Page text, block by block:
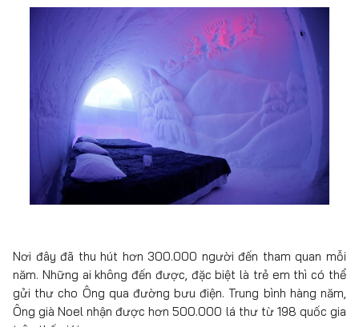
Nơi đây đã thu hút hơn 300.000 người đến tham quan mỗi
năm. Những ai không đến được, đặc biệt là trẻ em thì có thể
gửi thư cho Ông qua đường bưu điện. Trung bình hàng năm,
Ông già Noel nhận được hơn 500.000 lá thư từ 198 quốc gia